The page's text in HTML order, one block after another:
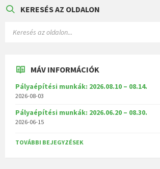
KERESÉS AZ OLDALON
MÁV INFORMÁCIÓK
Pályaépítési munkák: 2026.08.10 – 08.14.
2026-08-03
Pályaépítési munkák: 2026.06.20 – 08.30.
2026-06-15
TOVÁBBI BEJEGYZÉSEK